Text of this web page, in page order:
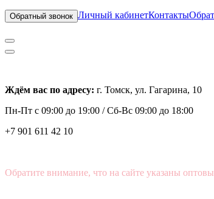
Обратный звонок Личный кабинетКонтакты
Ждём вас по адресу: г. Томск, ул. Гагарина, 10
Пн-Пт с 09:00 до 19:00 /Сб-Вс 09:00 до 18:00
+7 901 611 42 10
Обратите внимание, что на сайте указаны